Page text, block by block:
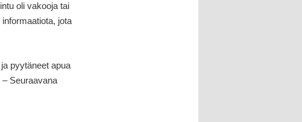
oli vakooja tai
jota
pyytäneet apua
– Seuraavana